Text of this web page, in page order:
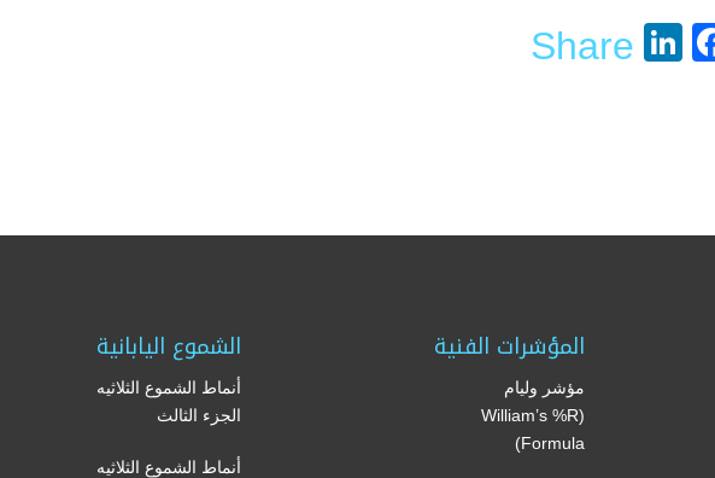
Facebook
LinkedIn
Share
المؤشرات الفنية
مؤشر وليام
(William’s %R
Formula)
الشموع اليابانية
أنماط الشموع الثلاثيه
الجزء الثالث
أنماط الشموع الثلاثيه